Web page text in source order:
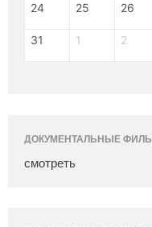
24 25 26
31 1 2
ДОКУМЕНТАЛЬНЫЕ
смотреть